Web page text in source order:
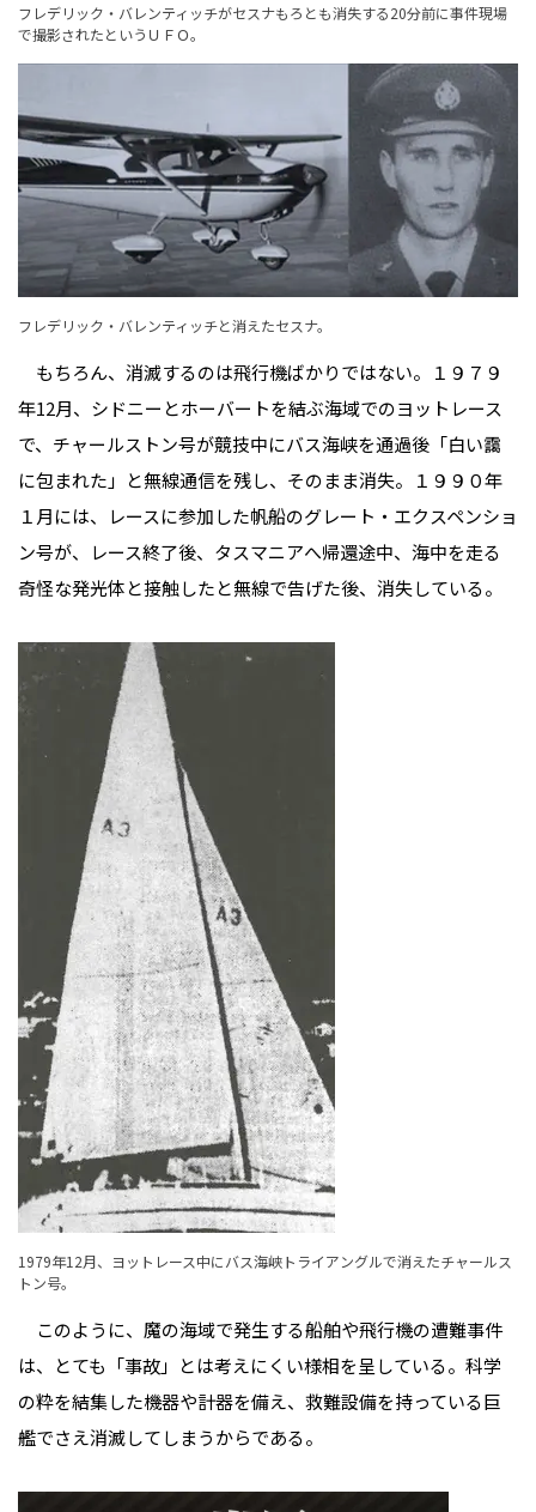
フレデリック・バレンティッチがセスナもろとも消失する20分前に事件現場
で撮影されたというＵＦＯ。
フレデリック・バレンティッチと消えたセスナ。
もちろん、消滅するのは飛行機ばかりではない。１９７９
年12月、シドニーとホーバートを結ぶ海域でのヨットレース
で、チャールストン号が競技中にバス海峡を通過後「白い靄
に包まれた」と無線通信を残し、そのまま消失。１９９０年
１月には、レースに参加した帆船のグレート・エクスペンショ
ン号が、レース終了後、タスマニアへ帰還途中、海中を走る
奇怪な発光体と接触したと無線で告げた後、消失している。
1979年12月、ヨットレース中にバス海峡トライアングルで消えたチャールス
トン号。
このように、魔の海域で発生する船舶や飛行機の遭難事件
は、とても「事故」とは考えにくい様相を呈している。科学
の粋を結集した機器や計器を備え、救難設備を持っている巨
艦でさえ消滅してしまうからである。